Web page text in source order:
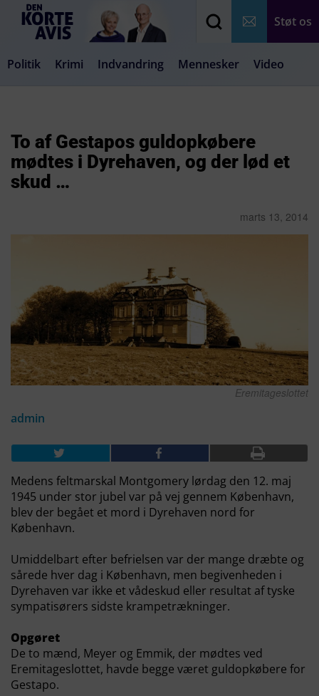
Støt os
Politik Krimi Indvandring Mennesker Video
To af Gestapos guldopkøbere
mødtes i Dyrehaven, og der lød et
skud …
marts 13, 2014
Eremitageslottet
admin
Medens feltmarskal Montgomery lørdag den 12. maj
1945 under stor jubel var på vej gennem København,
blev der begået et mord i Dyrehaven nord for
København.
Umiddelbart efter befrielsen var der mange dræbte og
sårede hver dag i København, men begivenheden i
Dyrehaven var ikke et vådeskud eller resultat af tyske
sympatisørers sidste krampetrækninger.
Opgøret
De to mænd, Meyer og Emmik, der mødtes ved
Eremitageslottet, havde begge været guldopkøbere for
Gestapo.